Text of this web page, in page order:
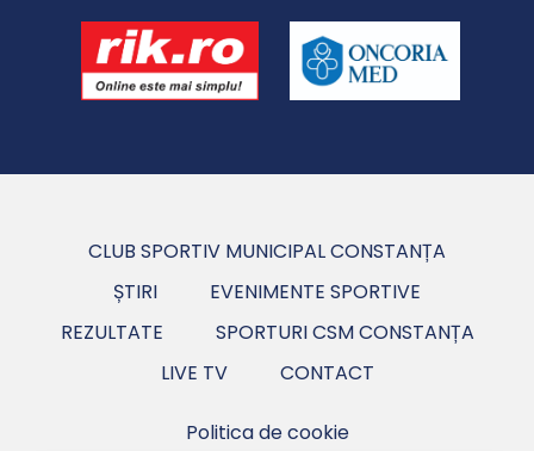
CLUB SPORTIV MUNICIPAL CONSTANȚA
ȘTIRI
EVENIMENTE SPORTIVE
REZULTATE
SPORTURI CSM CONSTANȚA
LIVE TV
CONTACT
Politica de cookie